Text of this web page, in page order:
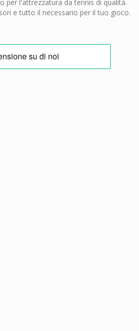
per l'attrezzatura da tennis di qualità.
e tutto il necessario per il tuo gioco.